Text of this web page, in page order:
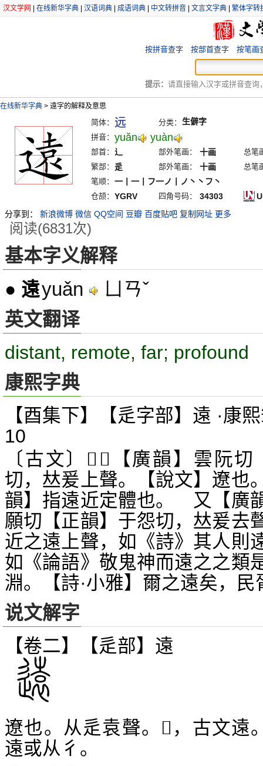
汉文学网 在线新华字典 汉语词典 成语词典 中文转拼音 文言文字典 繁体字转
按拼音查字 按部首查字 按笔画
提示： 请直接输入汉字或拼音查询
在线新华字典 > 遠字的解释及意思
简体： 远 分类： 生僻字
拼音： yuăn yuàn
部首： 辶 部外笔画： 十画
总笔
繁部：
辵 部外笔画： 十画
总笔
笔顺： 一丨一丨フ一ノ丨ノ丶丶フ丶
仓颉： YGRV 四角号码： 34303
分享到：
新浪微博 微信 QQ空间 豆瓣 百度贴吧 复制网址 更多
阅读(6831次)
基本字义解释
● 遠yuǎn ㄩㄢˇ
英文翻译
distant, remote, far; profound
康熙字典
【酉集下】【辵字部】遠 ·康
10
〔古文〕 𨖸 𢕱
【廣韻】雲阮
切， 𠀤爰上聲。【說文】遼也
韻】指遠近定體也。 又【廣
願切【正韻】于怨切， 𠀤爰去
近之遠上聲，如《詩》其人則
如《論語》敬鬼神而遠之之
淵。【詩·小雅】爾之遠矣，
说文解字
【卷二】【辵部】 遠
遼也。从辵袁聲。 𨖸 ，古文遠
遠或从彳。